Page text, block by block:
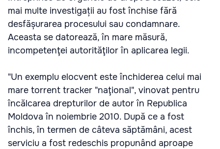
mai multe investigații au fost închise fără
desfășurarea procesului sau condamnare.
Aceasta se datorează, în mare măsură,
incompetenţei autorităţilor în aplicarea legii.
"Un exemplu elocvent este închiderea celui mai
mare torrent tracker "naţional", vinovat pentru
încălcarea drepturilor de autor în Republica
Moldova în noiembrie 2010. După ce a fost
închis, în termen de câteva săptămâni, acest
serviciu a fost redeschis propunând aproape